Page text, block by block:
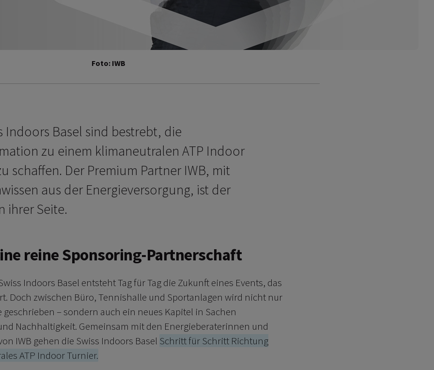
Foto: IWB
Indoors Basel sind bestrebt, die
zu einem klimaneutralen ATP Indoor
schaffen. Der Premium Partner IWB, mit
aus der Energieversorgung, ist der
ihrer Seite.
reine Sponsoring-Partnerschaft
Indoors Basel entsteht Tag für Tag die Zukunft eines Events, das
Doch zwischen Büro, Tennishalle und Sportanlagen wird nicht nur
– sondern auch ein neues Kapitel in Sachen
Nachhaltigkeit. Gemeinsam mit den Energieberaterinnen und
IWB gehen die Swiss Indoors Basel Schritt für Schritt Richtung
ATP Indoor Turnier.